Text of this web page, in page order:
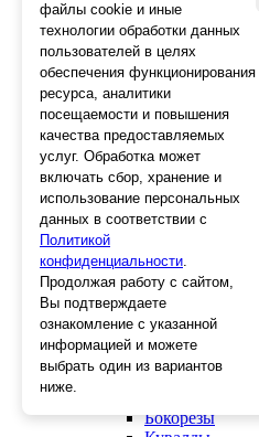
Отделочный
Клеевые
СВП,
Средства
Скребки
Ножи
Лезвия
Лента
Стеклорезы
Плиткорезы
Пистолеты для
Стеклоткань,
Ещё 2
Слесарный
Болторезы
Круглогубцы
Бокорезы
файлы cookie и иные
технологии обработки данных
пользователей в целях
обеспечения функционирования
ресурса, аналитики
посещаемости и повышения
качества предоставляемых
услуг. Обработка может
включать сбор, хранение и
использование персональных
данных в соответствии с
Политикой
конфиденциальности.
Продолжая работу с сайтом,
Вы подтверждаете
ознакомление с указанной
информацией и можете
выбрать один из вариантов
ниже.